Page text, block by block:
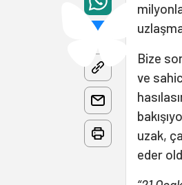
Bize
ve
uzak,
eder